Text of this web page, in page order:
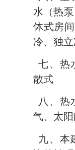
水（热
体式房
冷、独
七、热水
散式
八、热水
气、太
九、本建